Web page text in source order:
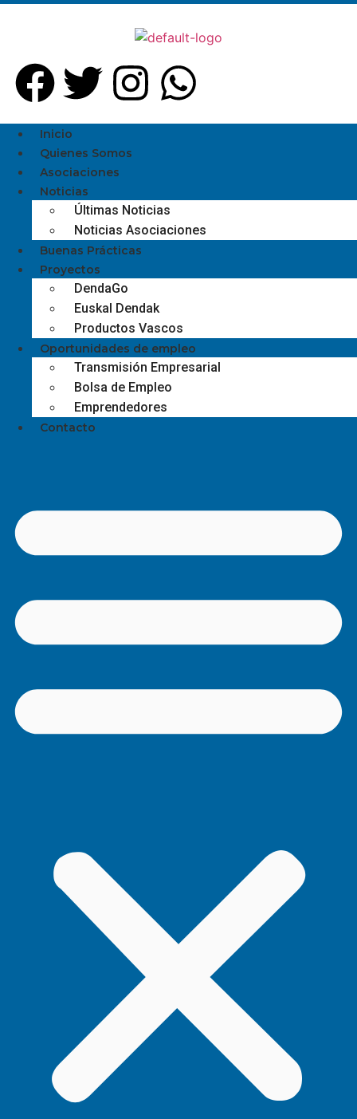
Inicio
Quienes Somos
Asociaciones
Noticias
Últimas Noticias
Noticias Asociaciones
Buenas Prácticas
Proyectos
DendaGo
Euskal Dendak
Productos Vascos
Oportunidades de empleo
Transmisión Empresarial
Bolsa de Empleo
Emprendedores
Contacto